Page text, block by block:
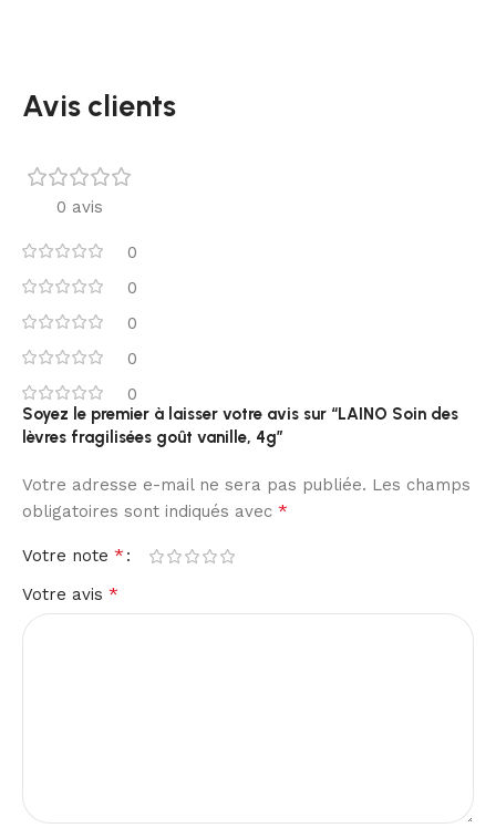
Avis clients
0 avis
0
0
0
0
0
Soyez le premier à laisser votre avis sur “LAINO Soin des
lèvres fragilisées goût vanille, 4g”
Votre adresse e-mail ne sera pas publiée. Les champs
obligatoires sont indiqués avec *
Votre note *
Votre avis *